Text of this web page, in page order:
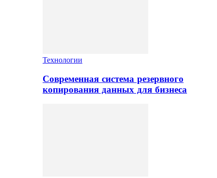
Технологии
Современная система резервного
копирования данных для бизнеса